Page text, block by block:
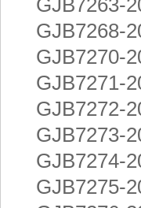
GJB7263-
GJB7268-
GJB7270-
GJB7271-
GJB7272-
GJB7273-
GJB7274-
GJB7275-